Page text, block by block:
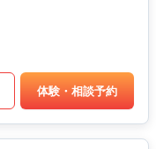
体験・相談予約